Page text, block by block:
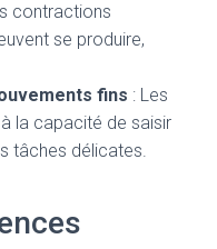
contractions
se produire,
fins : Les
la capacité de saisir
tâches délicates.